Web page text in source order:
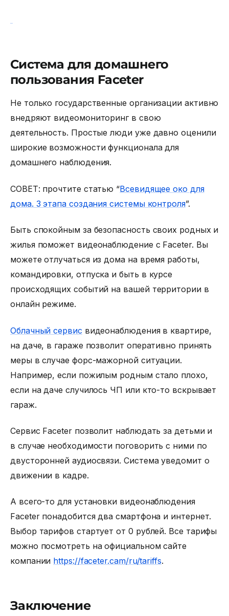
Система для домашнего
пользования Faceter
Не только государственные организации активно
внедряют видеомониторинг в свою
деятельность. Простые люди уже давно оценили
широкие возможности функционала для
домашнего наблюдения.
СОВЕТ: прочтите статью “Всевидящее око для
дома. 3 этапа создания системы контроля”.
Быть спокойным за безопасность своих родных и
жилья поможет видеонаблюдение с Faceter. Вы
можете отлучаться из дома на время работы,
командировки, отпуска и быть в курсе
происходящих событий на вашей территории в
онлайн режиме.
Облачный сервис видеонаблюдения в квартире,
на даче, в гараже позволит оперативно принять
меры в случае форс-мажорной ситуации.
Например, если пожилым родным стало плохо,
если на даче случилось ЧП или кто-то вскрывает
гараж.
Сервис Faceter позволит наблюдать за детьми и
в случае необходимости поговорить с ними по
двусторонней аудиосвязи. Система уведомит о
движении в кадре.
А всего-то для установки видеонаблюдения
Faceter понадобится два смартфона и интернет.
Выбор тарифов стартует от 0 рублей. Все тарифы
можно посмотреть на официальном сайте
компании https://faceter.cam/ru/tariffs.
Заключение